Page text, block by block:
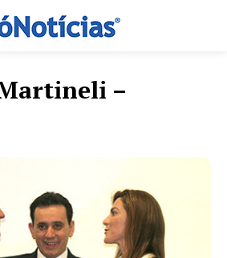
Notícias
–